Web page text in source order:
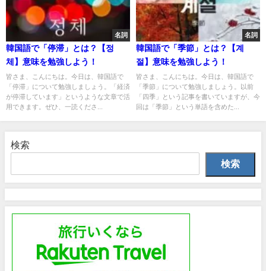
名詞
韓国語で「停滞」とは？【정
체】意味を勉強しよう！
皆さま、こんにちは。今日は、韓国語で
「停滞」について勉強しましょう。「経済
が停滞しています」というような文章で活
用できます。ぜひ、一読くださ...
名詞
韓国語で「季節」とは？【계
절】意味を勉強しよう！
皆さま、こんにちは。今日は、韓国語で
「季節」について勉強しましょう。以前
「四季」という記事を書いていますが、今
回は「季節」という単語を含めた...
検索
検索